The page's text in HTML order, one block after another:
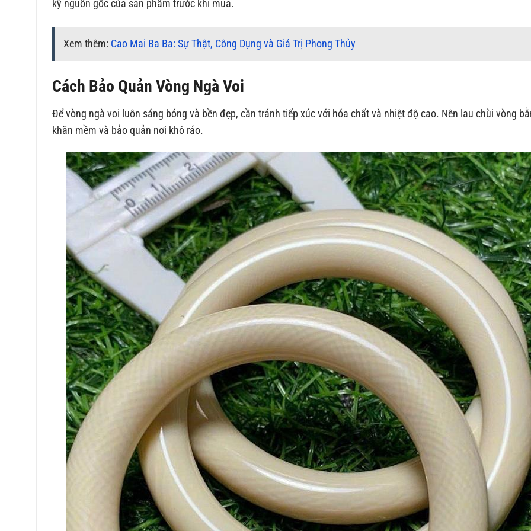
kỹ nguồn gốc của sản phẩm trước khi mua.
Xem thêm: Cao Mai Ba Ba: Sự Thật, Công Dụng và Giá Trị Phong Thủy
Cách Bảo Quản Vòng Ngà Voi
Để vòng ngà voi luôn sáng bóng và bền đẹp, cần tránh tiếp xúc với hóa chất và nhiệt độ cao. Nên lau chùi vòng
khăn mềm và bảo quản nơi khô ráo.